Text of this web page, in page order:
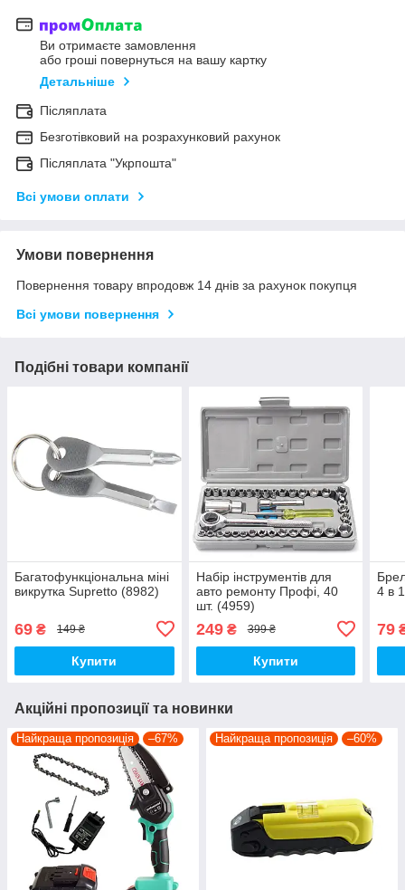
Ви отримаєте замовлення
або гроші повернуться на вашу картку
Детальніше
Післяплата
Безготівковий на розрахунковий рахунок
Післяплата "Укрпошта"
Всі умови оплати
Умови повернення
Повернення товару впродовж 14 днів за рахунок покупця
Всі умови повернення
Подібні товари компанії
Багатофункціональна міні
викрутка Supretto (8982)
69 ₴ 149 ₴
Купити
Набір інструментів для
авто ремонту Профі, 40
шт. (4959)
249₴ 399 ₴
Купити
4 в
79
Акційні пропозиції та новинки
Найкраща пропозиція –67% Найкраща пропозиція –60%